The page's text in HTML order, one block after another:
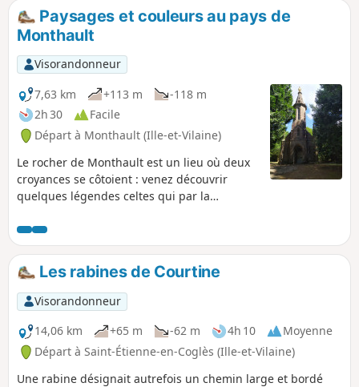
Paysages et couleurs au pays de
Monthault
Visorandonneur
7,63 km
+113 m
-118 m
2h 30
Facile
Départ à Monthault (Ille-et-Vilaine)
Le rocher de Monthault est un lieu où deux
croyances se côtoient : venez découvrir
quelques légendes celtes qui par la
traverser les siècles avec comme voisine la
Chapelle Notre-Dame ultime étape d'un
chemin de croix à travers bois.
Les rabines de Courtine
Visorandonneur
14,06 km
+65 m -62 m 4h 10
Moyenne
Départ à Saint-Étienne-en-Coglès (Ille-et-Vilaine)
Une rabine désignait autrefois un chemin large et bordé